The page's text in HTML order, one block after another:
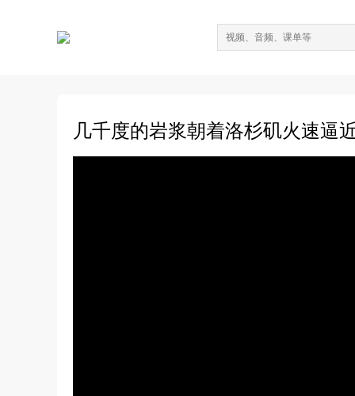
几千度的岩浆朝着洛杉矶火速逼